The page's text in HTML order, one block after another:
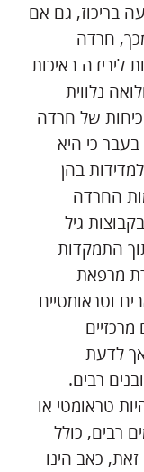
בריכוז, גם אם
חרדה
לירידה באיכות
נלווית
של חרדה
כי היא
למדידות בהן
החרדה
גיל
התמקדות
מרפאת
וטראומטיים
לדעת
רבים.
טראומטי או
רבים, כולל
כאב הינו